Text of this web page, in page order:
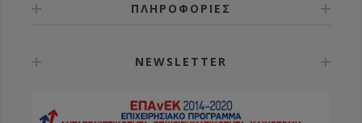
ΠΛΗΡΟΦΟΡΙΕΣ
NEWSLETTER